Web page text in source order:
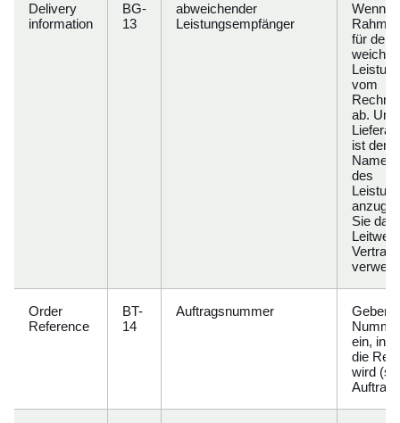
Delivery
information
BG-
13
abweichender
Leistungsempfänger
Wenn
für den
weicht
vom
ab.
ist der
Name
des
Sie
Order
Reference
BT-
14
Auftragsnummer
Geben
ein, in
die
wird